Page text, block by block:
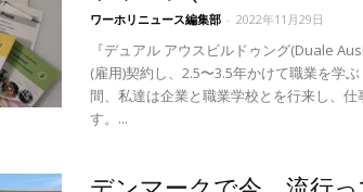
ワーホリニュース編集部 - 2022年11月29日
『デュアル アウスビルドゥング(Duale
(雇用)契約し、2.5〜3.5年かけて職業を学
間、私達は企業と職業学校とを行来し、
す。...